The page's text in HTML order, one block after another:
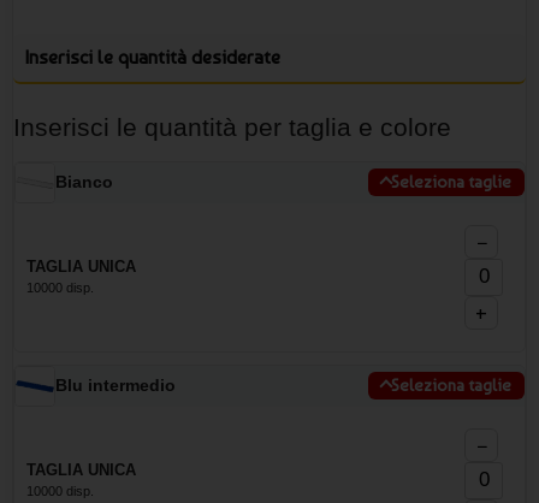
Inserisci le quantità desiderate
Inserisci le quantità per taglia e colore
Bianco Seleziona taglie
TAGLIA UNICA
10000 disp.
−
+
Blu intermedio Seleziona taglie
TAGLIA UNICA
10000 disp.
−